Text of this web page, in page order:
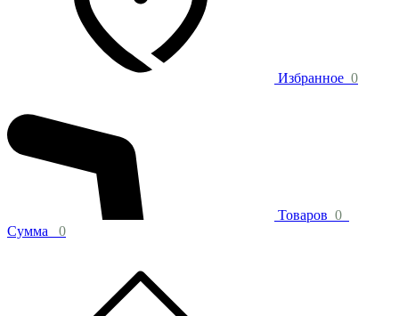
Избранное 0
Товаров 0
Сумма
0